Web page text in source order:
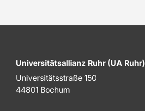
Universitätsallianz Ruhr (UA Ruhr)
Universitätsstraße 150
44801 Bochum